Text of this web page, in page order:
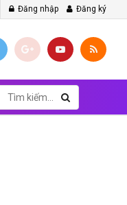
Đăng nhập Đăng ký